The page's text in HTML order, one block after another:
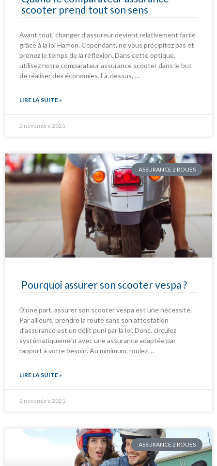
scooter prend tout son sens
Avant tout, changer d’assureur devient relativement facile
grâce à la loi Hamon. Cependant, ne vous précipitez pas et
prenez le temps de la réflexion. Dans cette optique,
utilisez notre comparateur assurance scooter dans le but
de réaliser des économies. Là-dessus, …
LIRE LA SUITE »
2 novembre 2021
ASSURANCE 2 ROUES
Pourquoi assurer son scooter vespa ?
D’une part, assurer son scooter vespa est une nécessité.
Par ailleurs, prendre la route sans son attestation
d’assurance est un délit puni par la loi. Donc, circulez
systématiquement avec une assurance adaptée par
rapport à votre besoin. Au minimum, roulez …
LIRE LA SUITE »
2 novembre 2021
ASSURANCE 2 ROUES